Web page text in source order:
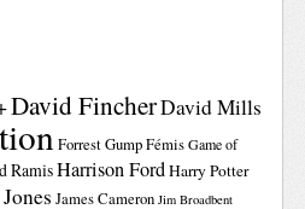
David FincherDavid Mills
Forrest GumpFémis Game of
RamisHarrison FordHarry Potter
James Cameron Jim Broadbent